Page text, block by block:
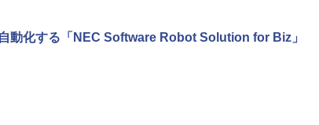
動化する「NEC Software Robot Solution for Biz」